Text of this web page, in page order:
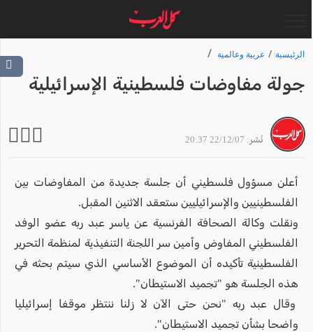
الرئيسية عربية وعالمية
جولة مفاوضات فلسطينية الإسرائيلية
نُشر: 22/12/07 20:37
أعلن مسؤول فلسطيني أن جلسة جديدة من المفاوضات بين
الفلسطينيين والإسرائيليين ستعقد الاثنين المقبل.
ونقلت وكالة الصحافة الفرنسية عن ياسر عبد ربه عضو الوفد
الفلسطيني المفاوض وأمين سر اللجنة التنفيذية لمنظمة التحرير
الفلسطينية تأكيده أن الموضوع الأساسي الذي سيتم بحثه في
هذه الجلسة هو "تجميد الاستيطان".
وقال عبد ربه "نحن حتى الآن لا زلنا ننتظر موقفا إسرائيليا
واضحا بشأن تجميد الاستيطان".